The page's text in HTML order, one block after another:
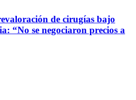
de cirugías bajo
“No se negociaron precios a